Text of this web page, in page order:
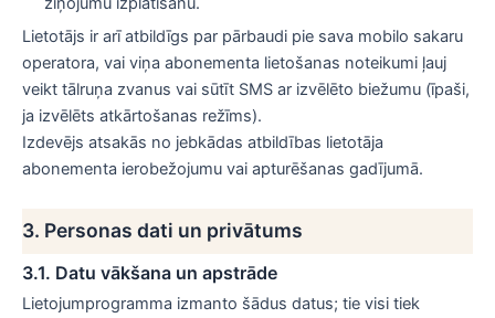
Lietotājs ir arī atbildīgs par pārbaudi pie sava mobilo sakaru
operatora, vai viņa abonementa lietošanas noteikumi ļauj
veikt tālruņa zvanus vai sūtīt SMS ar izvēlēto biežumu (īpaši,
ja izvēlēts atkārtošanas režīms).
Izdevējs atsakās no jebkādas atbildības lietotāja
abonementa ierobežojumu vai apturēšanas gadījumā.
3. Personas dati un privātums
3.1. Datu vākšana un apstrāde
Lietojumprogramma izmanto šādus datus; tie visi tiek